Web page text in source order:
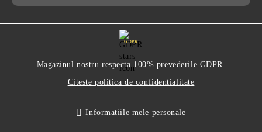
GDPR
Magazinul nostru respecta 100% prevederile GDPR.
Citeste politica de confidentialitate
Informatiile mele personale